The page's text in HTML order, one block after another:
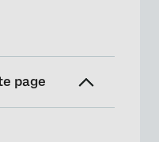
page